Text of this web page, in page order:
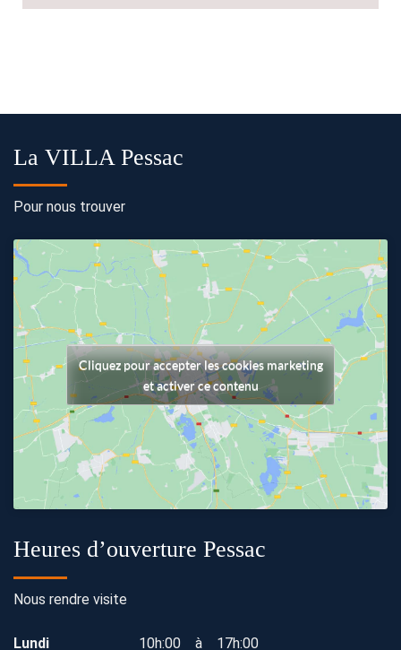
La VILLA Pessac
Pour nous trouver
Cliquez pour accepter les cookies marketing
et activer ce contenu
Heures d’ouverture Pessac
Nous rendre visite
Lundi
10h:00 à 17h:00